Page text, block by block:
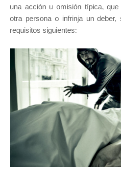
una acción u omisión típica,
otra persona o infrinja un deber,
requisitos siguientes: